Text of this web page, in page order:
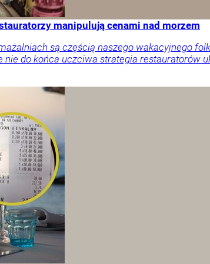
manipulują cenami nad morzem
są częścią naszego wakacyjnego
nie do końca uczciwa strategia restauratorów